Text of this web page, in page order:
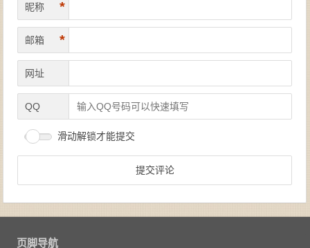
昵称 *
邮箱 *
网址
QQ
滑动解锁才能提交
页脚导航